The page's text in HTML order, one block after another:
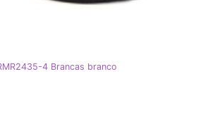
4 Brancas branco